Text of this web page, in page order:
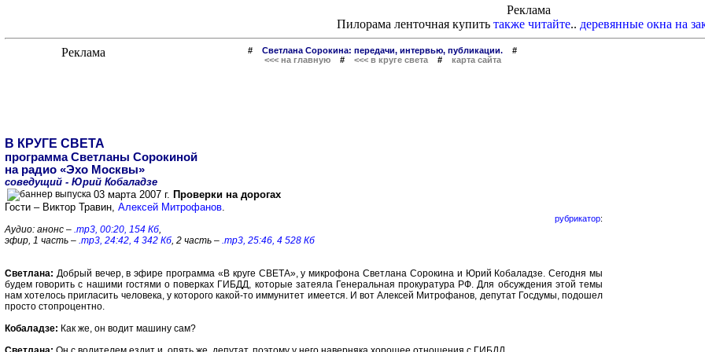
Реклама
Пилорама ленточная купить также читайте.. деревянные окна на
# Светлана Сорокина: передачи, интервью, публикации. #
<<< на главную# <<< в круге света# карта сайта
В КРУГЕ СВЕТА
программа Светланы Сорокиной
на радио «Эхо Москвы»
соведущий - Юрий Кобаладзе
03 марта 2007 г. Проверки на дорогах
Гости – Виктор Травин, Алексей Митрофанов.
рубрикатор:
Аудио: анонс – .mp3, 00:20, 154 Кб,
эфир, 1 часть – .mp3, 24:42, 4 342 Кб, 2 часть – .mp3, 25:46, 4 528 Кб
Светлана: Добрый вечер, в эфире программа «В круге СВЕТА», у микрофона Светлана Сорокина и Юрий Кобаладзе. Сегодня мы
будем говорить с нашими гостями о поверках ГИБДД, которые затеяла Генеральная прокуратура РФ. Для обсуждения этой темы
нам хотелось пригласить человека, у которого какой-то иммунитет имеется. И вот Алексей Митрофанов, депутат Госдумы, подошел
просто стопроцентно.
Кобаладзе: Как же, он водит машину сам?